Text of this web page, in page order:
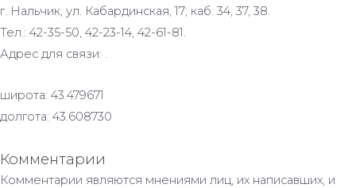
г. Нальчик, ул. Кабардинская, 17; каб. 34, 37, 38.
Тел.: 42-35-50, 42-23-14, 42-61-81.
Адрес для связи: .
широта: 43.479671
долгота: 43.608730
Комментарии
Комментарии являются мнениями лиц, их написавших, и